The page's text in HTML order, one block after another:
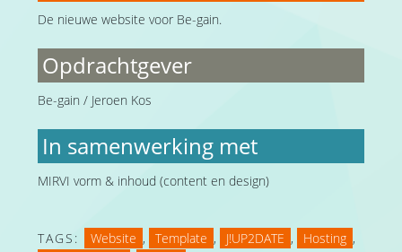
De nieuwe website voor Be-gain.
Opdrachtgever
Be-gain / Jeroen Kos
In samenwerking met
MIRVI vorm & inhoud (content en design)
TAGS: Website , Template , J!UP2DATE , Hosting ,